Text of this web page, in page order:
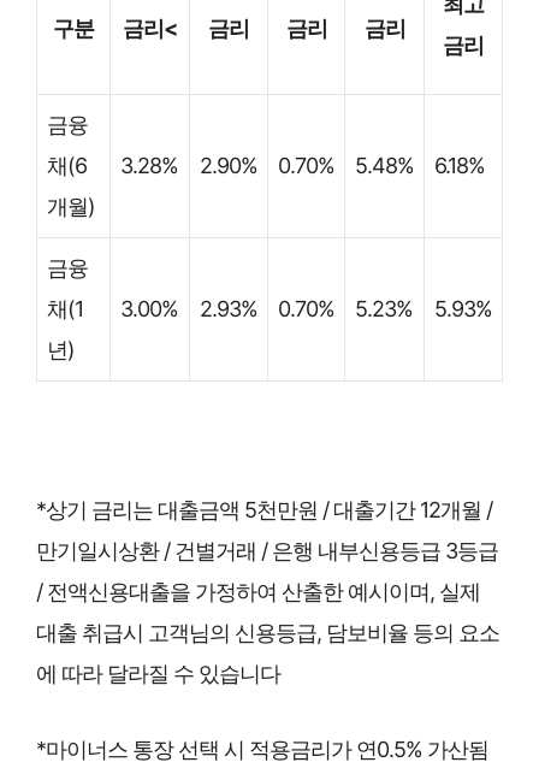
구분
금리<
금리
금리
금리
금리
금융
채(6
개월)
3.28% 2.90% 0.70% 5.48% 6.18%
금융
채(1
년)
3.00% 2.93% 0.70% 5.23% 5.93%
*상기 금리는 대출금액 5천만원 / 대출기간 12개월 /
만기일시상환 / 건별거래 / 은행 내부신용등급 3등급
/ 전액신용대출을 가정하여 산출한 예시이며, 실제
대출 취급시 고객님의 신용등급, 담보비율 등의 요소
에 따라 달라질 수 있습니다
*마이너스 통장 선택 시 적용금리가 연0.5% 가산됨